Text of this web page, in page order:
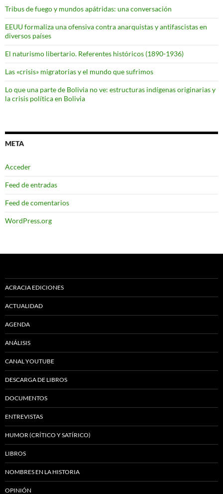
Tribus de fuego y mundos apátridas: una conversación
EEUU formaliza una ofensiva contra anarquistas y antifascistas en
diversos países
El naturismo libertario. Referentes históricos (1890-1936)
Las «crisis» migratorias y el mundo que sufrimos
Lo que una parte de Bolivia no ve: estructuras indígenas originarias y
la crisis política en Bolivia
META
Acceder
Feed de entradas
Feed de comentarios
WordPress.org
ACRACIA EDICIONES
ACTUALIDAD
AGENDA
ANÁLISIS
CANAL YOUTUBE
DESCARGA DE LIBROS
DOCUMENTOS
ENTREVISTAS
HUMOR (CRÍTICO Y SATÍRICO)
LIBROS
NOMBRES EN LA HISTORIA
OPINIÓN